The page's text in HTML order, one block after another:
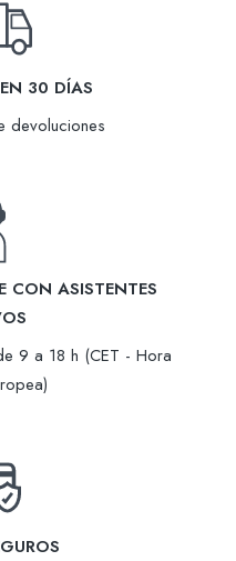
30 DÍAS
devoluciones
CON ASISTENTES
9 a 18 h (CET - Hora